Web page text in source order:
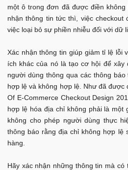
một ô trong đơn đã được điền
nhận thông tin tức thì, việc
việc loại bỏ sự phiền nhiễu đối với dữ
Xác nhận thông tin giúp giảm tỉ lệ lỗi
ích khác của nó là tạo cơ hội để
người dùng thông qua các thông
hợp lệ và không hợp lệ. Như đã được
Of E-Commerce Checkout Design
hợp lệ hóa địa chỉ không phải là một
không cho phép người dùng thực
thông báo rằng địa chỉ không hợp lệ
hàng.
Hãy xác nhận những thông tin mà